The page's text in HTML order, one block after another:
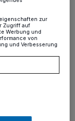
spielt Mind
Alten Kellnerei,
ist eine
Neuss, deren
liegen.
zur
Zugriff auf
Werbung und
von
und Verbesserung